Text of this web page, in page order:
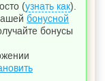
(узнать как).
бонусной
бонусы